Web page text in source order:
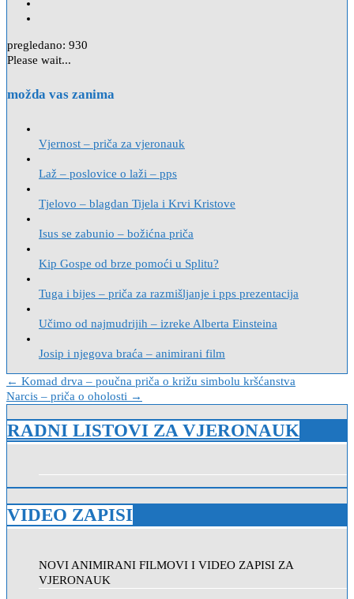
pregledano: 930
Please wait...
možda vas zanima
Vjernost – priča za vjeronauk
Laž – poslovice o laži – pps
Tjelovo – blagdan Tijela i Krvi Kristove
Isus se zabunio – božićna priča
Kip Gospe od brze pomoći u Splitu?
Tuga i bijes – priča za razmišljanje i pps prezentacija
Učimo od najmudrijih – izreke Alberta Einsteina
Josip i njegova braća – animirani film
Navigacija
objava
← Komad drva – poučna priča o križu simbolu kršćanstva
Narcis – priča o oholosti →
RADNI LISTOVI ZA VJERONAUK
VIDEO ZAPISI
NOVI ANIMIRANI FILMOVI I VIDEO ZAPISI ZA
VJERONAUK